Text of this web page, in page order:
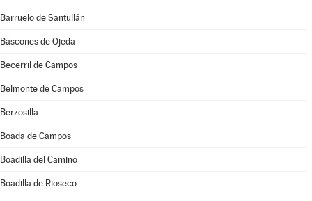
Barruelo de Santullán
Báscones de Ojeda
Becerril de Campos
Belmonte de Campos
Berzosilla
Boada de Campos
Boadilla del Camino
Boadilla de Rioseco